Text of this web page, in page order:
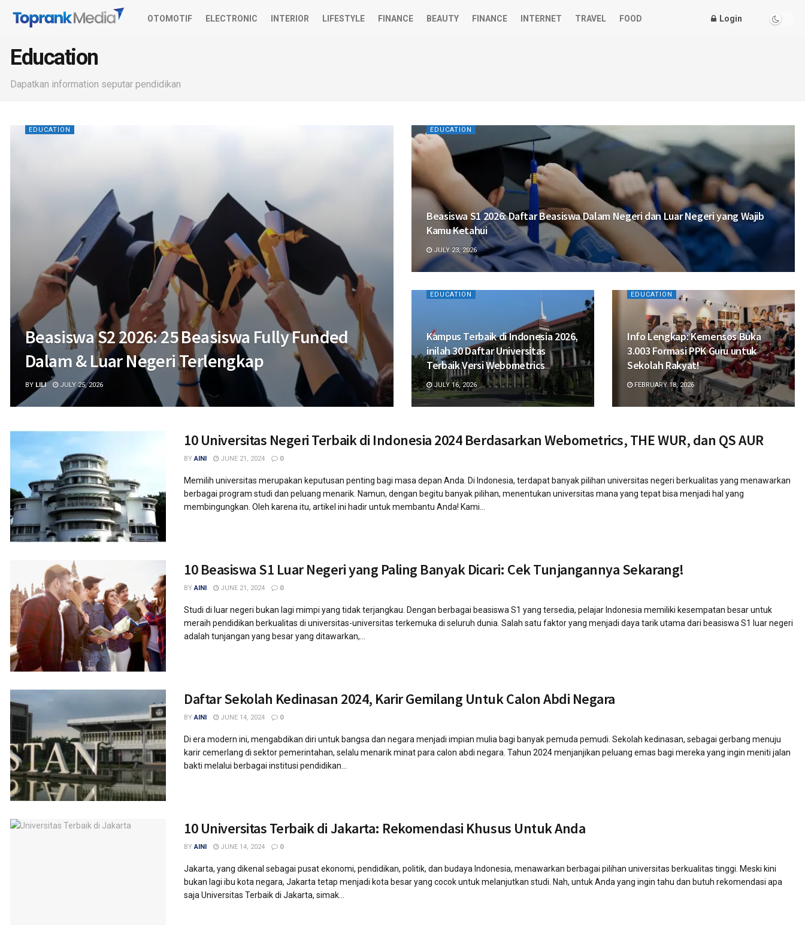
OTOMOTIF ELECTRONIC INTERIOR LIFESTYLE FINANCE BEAUTY FINANCE INTERNET TRAVEL FOOD Login
Education
Dapatkan information seputar pendidikan
EDUCATION
Beasiswa S2 2026: 25 Beasiswa Fully Funded
Dalam & Luar Negeri Terlengkap
BY LILI JULY 25, 2026
EDUCATION
Beasiswa S1 2026: Daftar Beasiswa Dalam Negeri dan Luar Negeri yang Wajib
Kamu Ketahui
JULY 23, 2026
EDUCATION
Kampus Terbaik di Indonesia 2026,
inilah 30 Daftar Universitas
Terbaik Versi Webometrics
JULY 16, 2026
EDUCATION
Info Lengkap: Kemensos Buka
3.003 Formasi PPK Guru untuk
Sekolah Rakyat!
FEBRUARY 18, 2026
10 Universitas Negeri Terbaik di Indonesia 2024 Berdasarkan Webometrics, THE WUR, dan QS AUR
BY AINI JUNE 21, 2024 0
Memilih universitas merupakan keputusan penting bagi masa depan Anda. Di Indonesia, terdapat banyak pilihan universitas negeri berkualitas yang menawarkan
berbagai program studi dan peluang menarik. Namun, dengan begitu banyak pilihan, menentukan universitas mana yang tepat bisa menjadi hal yang
membingungkan. Oleh karena itu, artikel ini hadir untuk membantu Anda! Kami...
10 Beasiswa S1 Luar Negeri yang Paling Banyak Dicari: Cek Tunjangannya Sekarang!
BY AINI JUNE 21, 2024 0
Studi di luar negeri bukan lagi mimpi yang tidak terjangkau. Dengan berbagai beasiswa S1 yang tersedia, pelajar Indonesia memiliki kesempatan besar untuk
meraih pendidikan berkualitas di universitas-universitas terkemuka di seluruh dunia. Salah satu faktor yang menjadi daya tarik utama dari beasiswa S1 luar negeri
adalah tunjangan yang besar yang ditawarkan,...
Daftar Sekolah Kedinasan 2024, Karir Gemilang Untuk Calon Abdi Negara
BY AINI JUNE 14, 2024 0
Di era modern ini, mengabdikan diri untuk bangsa dan negara menjadi impian mulia bagi banyak pemuda pemudi. Sekolah kedinasan, sebagai gerbang menuju
karir cemerlang di sektor pemerintahan, selalu menarik minat para calon abdi negara. Tahun 2024 menjanjikan peluang emas bagi mereka yang ingin meniti jalan
bakti melalui berbagai institusi pendidikan...
10 Universitas Terbaik di Jakarta: Rekomendasi Khusus Untuk Anda
BY AINI JUNE 14, 2024 0
Jakarta, yang dikenal sebagai pusat ekonomi, pendidikan, politik, dan budaya Indonesia, menawarkan berbagai pilihan universitas berkualitas tinggi. Meski kini
bukan lagi ibu kota negara, Jakarta tetap menjadi kota besar yang cocok untuk melanjutkan studi. Nah, untuk Anda yang ingin tahu dan butuh rekomendasi apa
saja Universitas Terbaik di Jakarta, simak...